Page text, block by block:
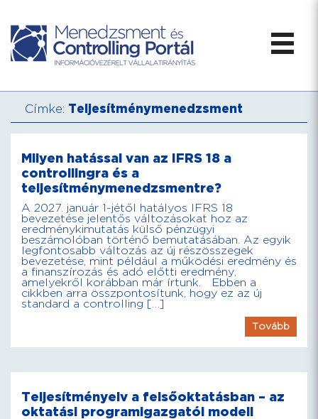
Címke: Teljesítménymenedzsment
Milyen hatással van az IFRS 18 a
controllingra és a
teljesítménymenedzsmentre?
A 2027. január 1-jétől hatályos IFRS 18
bevezetése jelentős változásokat hoz az
eredménykimutatás külső pénzügyi
beszámolóban történő bemutatásában. Az egyik
legfontosabb változás az új részösszegek
bevezetése, mint például a működési eredmény és
a finanszírozás és adó előtti eredmény,
amelyekről korábban már írtunk. Ebben a
cikkben arra összpontosítunk, hogy ez az új
standard a controlling […]
Tovább
Teljesítményelv a felsőoktatásban – az
oktatási programigazgatói modell